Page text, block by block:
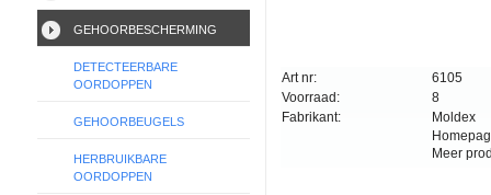
GEHOORBESCHERMING
DETECTEERBARE
OORDOPPEN
GEHOORBEUGELS
HERBRUIKBARE
OORDOPPEN
Art nr:
Voorraad:
Fabrikant:
6105
8
Moldex
Meer